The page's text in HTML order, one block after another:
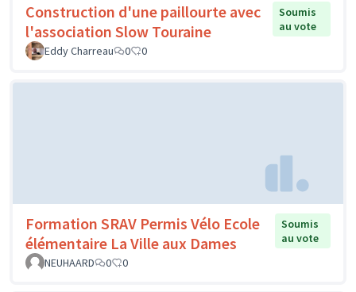
Construction d'une paillourte avec
l'association Slow Touraine
Soumis
au vote
Eddy Charreau
0 0
Formation SRAV Permis Vélo Ecole
élémentaire La Ville aux Dames
Soumis
au vote
NEUHAARD
0 0